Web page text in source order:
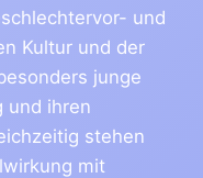
und
Kultur und der
junge
und ihren
stehen
mit